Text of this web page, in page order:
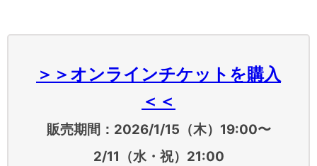
＞＞オンラインチケットを購入
＜＜
販売期間：2026/1/15（木）19:00〜
2/11（水・祝）21:00